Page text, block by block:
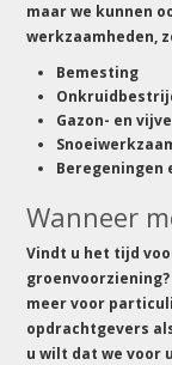
maar we kunnen
werkzaamheden,
Bemesting
Gazon- en
Beregeningen
Wanneer
Vindt u het tijd
meer voor
opdrachtgevers
u wilt dat we voor